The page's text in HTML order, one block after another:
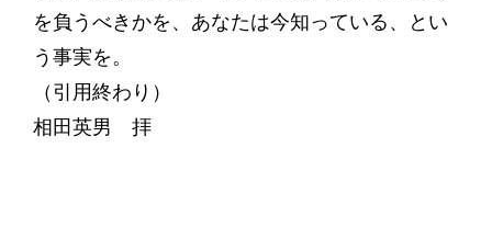
を負うべきかを、あなたは今知っている、とい
う事実を。
（引用終わり）
相田英男 拝